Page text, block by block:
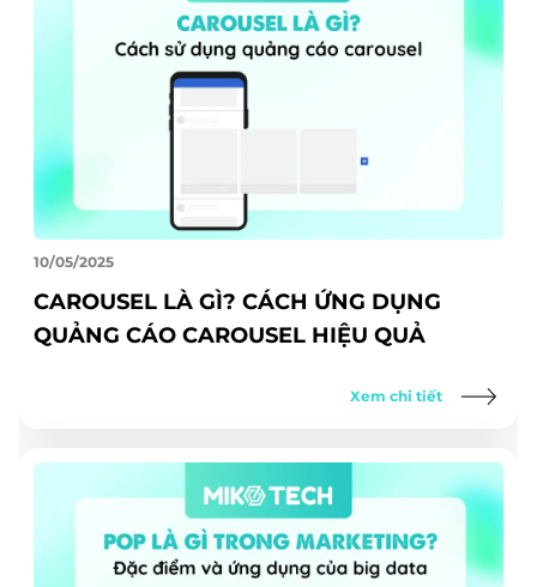
10/05/2025
CAROUSEL LÀ GÌ? CÁCH ỨNG DỤNG
QUẢNG CÁO CAROUSEL HIỆU QUẢ
Xem chi tiết